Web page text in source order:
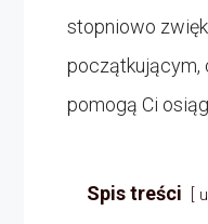
stopniowo
początkującym,
pomogą Ci
Spis treści